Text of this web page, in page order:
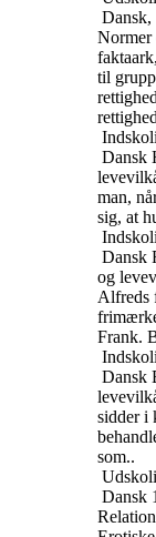
Dansk,
Normer
til
Dansk
man,
sig, at
Dansk
og
Alfreds
Frank.
Dansk
sidder i
som..
Dansk